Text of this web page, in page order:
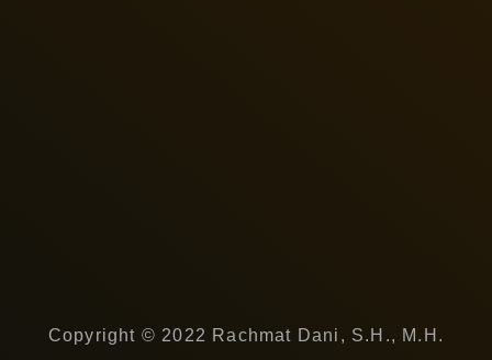
Copyright © 2022 Rachmat Dani, S.H., M.H.